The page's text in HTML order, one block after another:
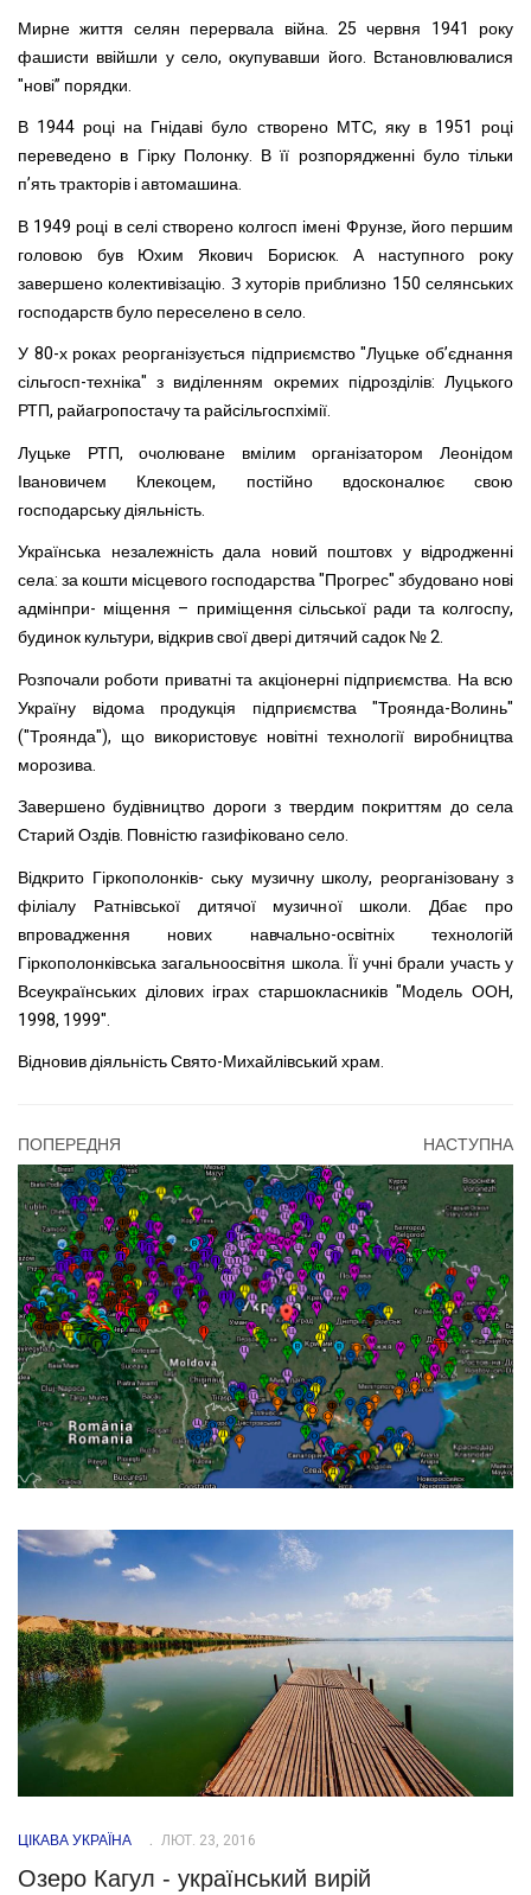
Мирне життя селян перервала війна. 25 червня 1941 року
фашисти ввійшли у село, окупувавши його. Встановлювалися
"нові” порядки.
В 1944 році на Гнідаві було створено МТС, яку в 1951 році
переведено в Гірку Полонку. В її розпорядженні було тільки
п’ять тракторів і автомашина.
В 1949 році в селі створено колгосп імені Фрунзе, його першим
головою був Юхим Якович Борисюк. А наступного року
завершено колективізацію. З хуторів приблизно 150 селянських
господарств було переселено в село.
У 80-х роках реорганізується підприємство "Луцьке об’єднання
сільгосп-техніка" з виділенням окремих підрозділів: Луцького
РТП, райагропостачу та райсільгоспхімії.
Луцьке РТП, очолюване вмілим організатором Леонідом
Івановичем Клекоцем, постійно вдосконалює свою
господарську діяльність.
Українська незалежність дала новий поштовх у відродженні
села: за кошти місцевого господарства "Прогрес" збудовано нові
адмінпри- міщення – приміщення сільської ради та колгоспу,
будинок культури, відкрив свої двері дитячий садок № 2.
Розпочали роботи приватні та акціонерні підприємства. На всю
Україну відома продукція підприємства "Троянда-Волинь"
("Троянда"), що використовує новітні технології виробництва
морозива.
Завершено будівництво дороги з твердим покриттям до села
Старий Оздів. Повністю газифіковано село.
Відкрито Гіркополонків- ську музичну школу, реорганізовану з
філіалу Ратнівської дитячої музичної школи. Дбає про
впровадження нових навчально-освітніх технологій
Гіркополонківська загальноосвітня школа. Її учні брали участь у
Всеукраїнських ділових іграх старшокласників "Модель ООН,
1998, 1999".
Відновив діяльність Свято-Михайлівський храм.
ПОПЕРЕДНЯ НАСТУПНА
ЦІКАВА УКРАЇНА ЛЮТ. 23, 2016
Озеро Кагул - український вирій